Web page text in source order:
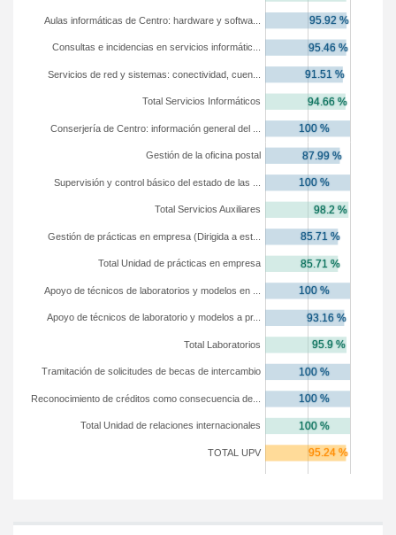
TOTAL UPV
Total Unidad de relaciones internacionales
Reconocimiento de créditos como consecuencia de...
Tramitación de solicitudes de becas de intercambio
Total Laboratorios
Apoyo de técnicos de laboratorio y modelos a pr...
Apoyo de técnicos de laboratorios y modelos en ...
Total Unidad de prácticas en empresa
Gestión de prácticas en empresa (Dirigida a est...
Total Servicios Auxiliares
Supervisión y control básico del estado de las ...
Gestión de la oficina postal
Conserjería de Centro: información general del ...
Total Servicios Informáticos
Servicios de red y sistemas: conectividad, cuen...
Consultas e incidencias en servicios informátic...
Aulas informáticas de Centro: hardware y softwa...